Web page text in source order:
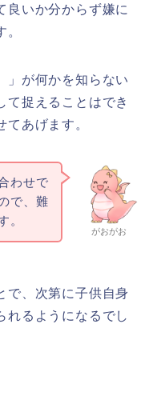
良いか分からず嫌に
」が何かを知らない
て捉えることはでき
あげます。
がおがお
わせで
で、難
。
で、次第に子供自身
れるようになるでし